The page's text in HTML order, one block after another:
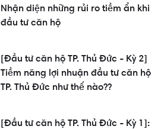
Nhận diện những rủi ro tiềm ẩn khi
đầu tư căn hộ
[Đầu tư căn hộ TP. Thủ Đức - Kỳ 2]
Tiềm năng lợi nhuận đầu tư căn hộ
TP. Thủ Đức như thế nào??
[Đầu tư căn hộ TP. Thủ Đức - Kỳ 1]: